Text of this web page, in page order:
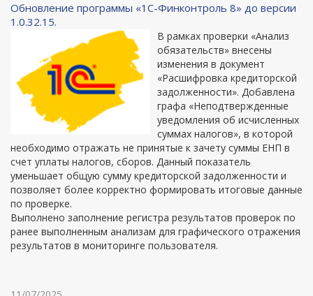
Обновление программы «1С-Финконтроль 8» до версии
1.0.32.15.
В рамках проверки «Анализ
обязательств» внесены
изменения в документ
«Расшифровка кредиторской
задолженности». Добавлена
графа «Неподтвержденные
уведомления об исчисленных
суммах налогов», в которой
необходимо отражать не принятые к зачету суммы ЕНП в
счет уплаты налогов, сборов. Данный показатель
уменьшает общую сумму кредиторской задолженности и
позволяет более корректно формировать итоговые данные
по проверке.
Выполнено заполнение регистра результатов проверок по
ранее выполненным анализам для графического отражения
результатов в мониторинге пользователя.